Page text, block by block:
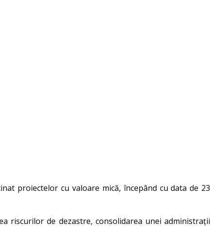
proiectelor cu valoare mică, începând cu data de 23
riscurilor de dezastre, consolidarea unei administrații